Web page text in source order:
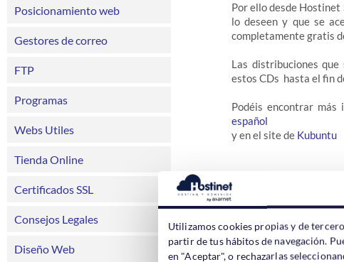
Posicionamiento web
Gestores de correo
FTP
Programas
Webs Utiles
Tienda Online
Certificados SSL
Consejos Legales
Diseño Web
Por ello desde Hostinet
lo deseen y que se
completamente gratis
Las distribuciones
estos CDs hasta el fin
Podéis encontrar
español
y en el site de Kubuntu
Utilizamos cookies propias y de
partir de tus hábitos de navegación.
en "Aceptar", o rechazarlas